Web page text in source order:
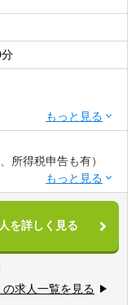
が大半を占めるた
験を積みたいと考え
ております。
所得税申告も有）
、法人税３割程度で
るインセンティブ制
法陣
を詳しく見る
求人一覧を見る